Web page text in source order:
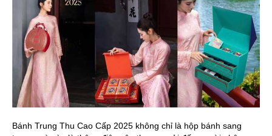
Bánh Trung Thu Cao Cấp 2025 không chỉ là hộp bánh sang